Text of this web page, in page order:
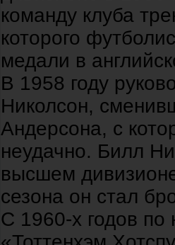
команду клуба
которого
медали в
В 1958 году
Николсон,
Андерсона, с
неудачно. Билл
высшем
сезона он стал
С 1960-х годов